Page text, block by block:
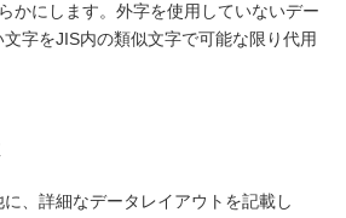
かにします。外字を使用していないデー
字をJIS内の類似文字で可能な限り代用
、詳細なデータレイアウトを記載し